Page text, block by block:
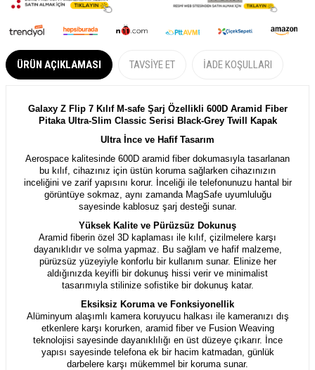
ÜRÜN AÇIKLAMASI TAVSIYE ET İADE KOŞULLARI
Galaxy Z Flip 7 Kılıf M-safe Şarj Özellikli 600D Aramid Fiber
Pitaka Ultra-Slim Classic Serisi Black-Grey Twill Kapak
Ultra İnce ve Hafif Tasarım
Aerospace kalitesinde 600D aramid fiber dokumasıyla tasarlanan
bu kılıf, cihazınız için üstün koruma sağlarken cihazınızın
inceliğini ve zarif yapısını korur. İnceliği ile telefonunuzu hantal bir
görüntüye sokmaz, aynı zamanda MagSafe uyumluluğu
sayesinde kablosuz şarj desteği sunar.
Yüksek Kalite ve Pürüzsüz Dokunuş
Aramid fiberin özel 3D kaplaması ile kılıf, çizilmelere karşı
dayanıklıdır ve solma yapmaz. Bu sağlam ve hafif malzeme,
pürüzsüz yüzeyiyle konforlu bir kullanım sunar. Elinize her
aldığınızda keyifli bir dokunuş hissi verir ve minimalist
tasarımıyla stilinize sofistike bir dokunuş katar.
Eksiksiz Koruma ve Fonksiyonellik
Alüminyum alaşımlı kamera koruyucu halkası ile kameranızı dış
etkenlere karşı korurken, aramid fiber ve Fusion Weaving
teknolojisi sayesinde dayanıklılığı en üst düzeye çıkarır. İnce
yapısı sayesinde telefona ek bir hacim katmadan, günlük
darbelere karşı mükemmel bir koruma sunar.